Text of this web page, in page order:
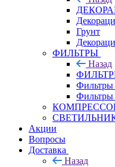
Грунт
ФИЛЬТРЫ
Назад
Фильтры
Акции
Вопросы
Доставка
Назад